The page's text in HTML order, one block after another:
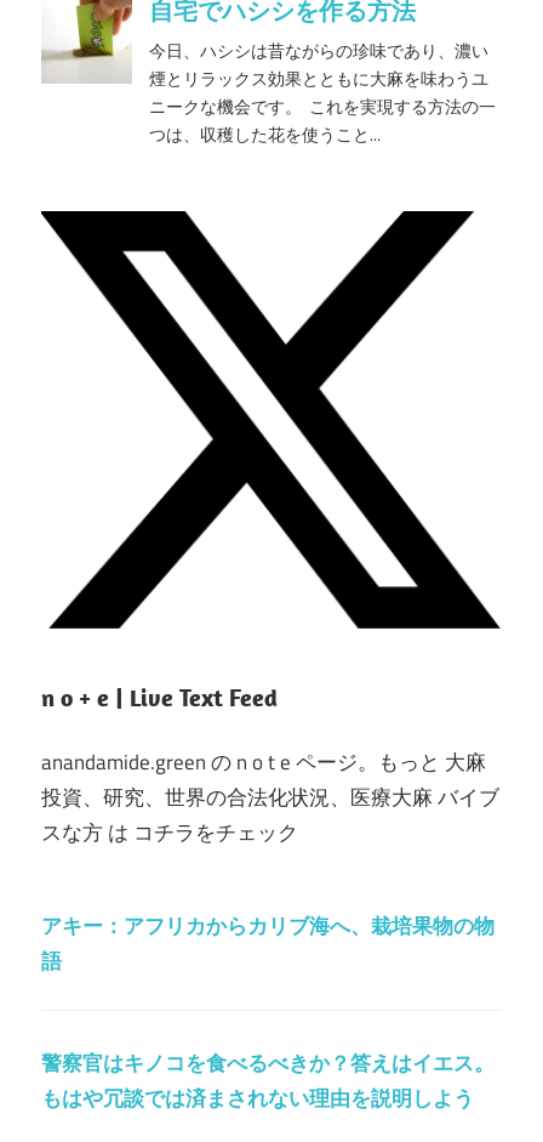
n o + e | Live Text Feed
anandamide.green の n o t e ページ。もっと 大麻
投資、研究、世界の合法化状況、医療大麻 バイブ
スな方 は コチラをチェック
アキー：アフリカからカリブ海へ、栽培果物の物
語
警察官はキノコを食べるべきか？答えはイエス。
もはや冗談では済まされない理由を説明しよう